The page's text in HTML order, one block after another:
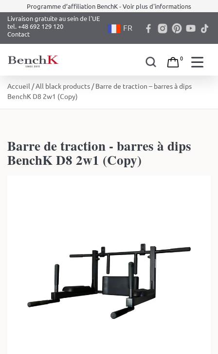
content
Programme d’affiliation BenchK - Voir plus d'informations
Livraison gratuite au sein de l'UE
tel. +48 692 129 120
Contact
FR
0
Accueil /All black products / Barre de traction – barres à dips
BenchK D8 2w1 (Copy)
Barre de traction - barres à dips
BenchK D8 2w1 (Copy)